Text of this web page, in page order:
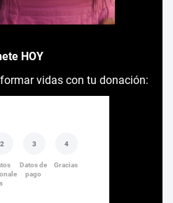
HOY
vidas con tu donación: